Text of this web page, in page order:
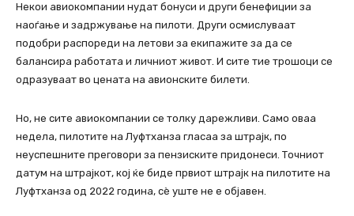
Некои авиокомпании нудат бонуси и други бенефиции за
наоѓање и задржување на пилоти. Други осмислуваат
подобри распореди на летови за екипажите за да се
балансира работата и личниот живот. И сите тие трошоци се
одразуваат во цената на авионските билети.
Но, не сите авиокомпании се толку дарежливи. Само оваа
недела, пилотите на Луфтханза гласаа за штрајк, по
неуспешните преговори за пензиските придонеси. Точниот
датум на штрајкот, кој ќе биде првиот штрајк на пилотите на
Луфтханза од 2022 година, сè уште не е објавен.